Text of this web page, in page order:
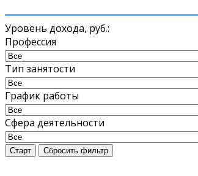
Уровень дохода, руб.:
Профессия
Тип занятости
График работы
Сфера деятельности
Старт Сбросить фильтр